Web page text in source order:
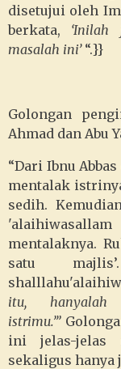
disetujui oleh
berkata,
masalah ini’“.}}
Golongan
Ahmad dan Abu
“Dari Ibnu
mentalak
sedih.
mentalaknya.
satu
itu,
istrimu.’”
ini jelas-jelas
sekaligus hanya